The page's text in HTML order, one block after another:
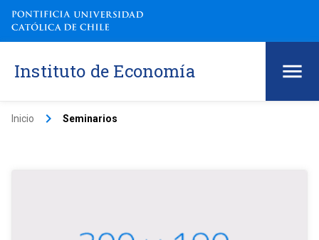
Instituto de Economía
Inicio keyboard_arrow_right Seminarios